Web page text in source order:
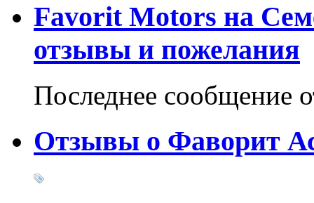
Favorit Motors на
отзывы и пожелания
Последнее сообщение
Отзывы о Фаворит